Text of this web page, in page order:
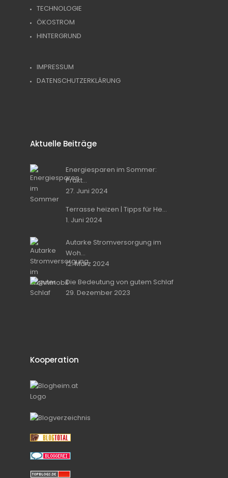
TECHNOLOGIE
ÖKOSTROM
HINTERGRUND
IMPRESSUM
DATENSCHUTZERKLÄRUNG
Aktuelle Beiträge
Energiesparen im Sommer:
Prakt...
27. Juni 2024
Terrasse heizen | Tipps für He...
1. Juni 2024
Autarke Stromversorgung im
Woh...
12. März 2024
Die Bedeutung von gutem Schlaf
29. Dezember 2023
Kooperation